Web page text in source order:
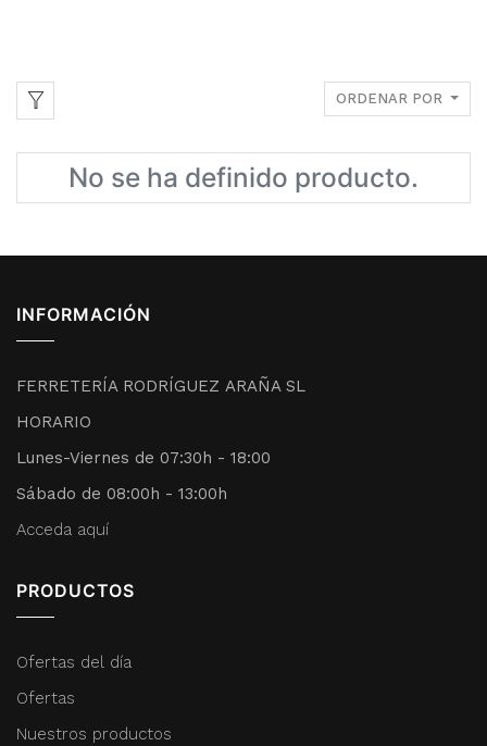
ORDENAR POR
No se ha definido producto.
INFORMACIÓN
FERRETERÍA RODRÍGUEZ ARAÑA SL
HORARIO
Lunes-Viernes de 07:30h - 18:00
Sábado de 08:00h - 13:00h
Acceda aquí
PRODUCTOS
Ofertas del día
Ofertas
Nuestros productos